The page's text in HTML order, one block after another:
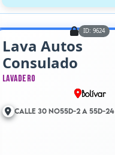
ID: 9624
Lava Autos
Consulado
Lavadero
Bolívar
Calle 30 No55D-2 A 55D-24